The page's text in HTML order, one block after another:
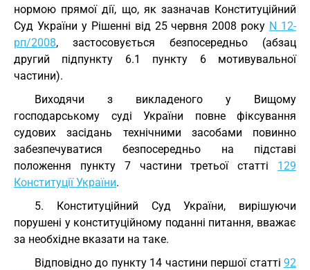
нормою прямої дії, що, як зазначав Конституційний
Суд України у Рішенні від 25 червня 2008 року N 12-
рп/2008, застосовується безпосередньо (абзац
другий підпункту 6.1 пункту 6 мотивувальної
частини).
Виходячи з викладеного у Вищому
господарському суді України повне фіксування
судових засідань технічними засобами повинно
забезпечуватися безпосередньо на підставі
положення пункту 7 частини третьої статті 129
Конституції України.
5. Конституційний Суд України, вирішуючи
порушені у конституційному поданні питання, вважає
за необхідне вказати на таке.
Відповідно до пункту 14 частини першої статті 92